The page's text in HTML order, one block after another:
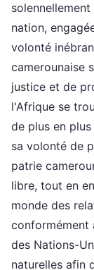
nation,
volonté
camerounaise
justice et de
l'Afrique se
de plus en
sa volonté de
patrie
libre, tout en
monde des
conformément
des Nations-
naturelles afin